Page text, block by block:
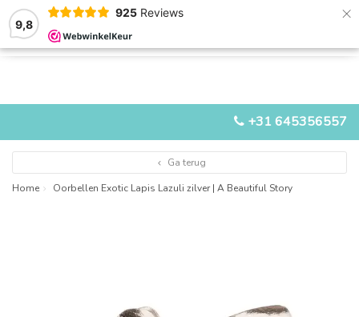
9,8
925 Reviews ×
+31 645356557
MENU
Ga terug
Home
Oorbellen Exotic Lapis Lazuli zilver | A Beautiful Story